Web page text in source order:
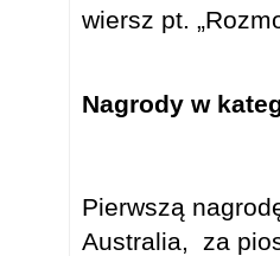
wiersz pt.
Nagrody w
Pierwszą
Australia,
za